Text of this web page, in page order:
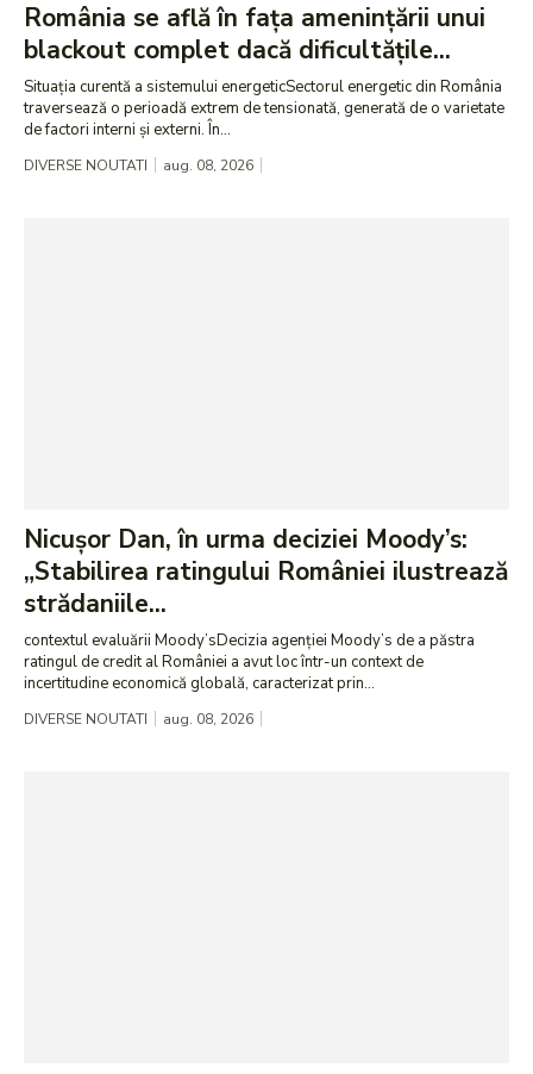
România se află în fața amenințării unui
blackout complet dacă dificultățile...
Situația curentă a sistemului energeticSectorul energetic din România
traversează o perioadă extrem de tensionată, generată de o varietate
de factori interni și externi. În...
DIVERSE NOUTATI aug. 08, 2026
Nicușor Dan, în urma deciziei Moody’s:
„Stabilirea ratingului României ilustrează
strădaniile...
contextul evaluării Moody’sDecizia agenției Moody’s de a păstra
ratingul de credit al României a avut loc într-un context de
incertitudine economică globală, caracterizat prin...
DIVERSE NOUTATI aug. 08, 2026